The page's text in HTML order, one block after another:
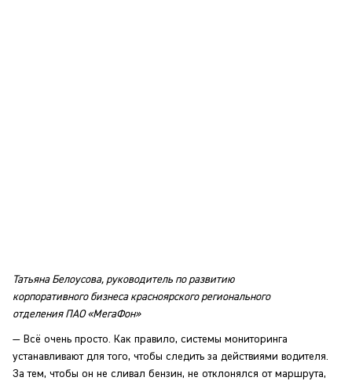
Татьяна Белоусова, руководитель по развитию
корпоративного бизнеса красноярского регионального
отделения ПАО «МегаФон»
— Всё очень просто. Как правило, системы мониторинга
устанавливают для того, чтобы следить за действиями водителя.
За тем, чтобы он не сливал бензин, не отклонялся от маршрута,